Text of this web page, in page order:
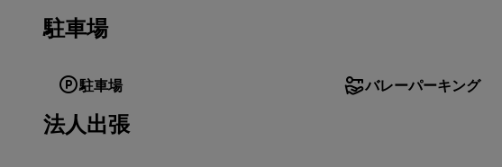
駐車場
駐車場 バレーパーキング
法人出張